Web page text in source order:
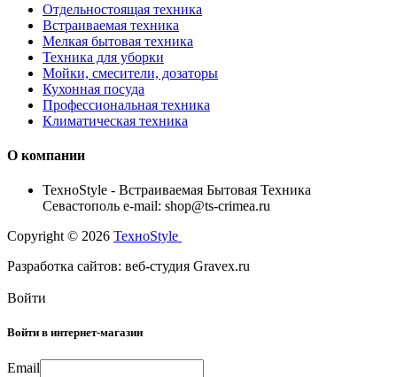
Отдельностоящая техника
Встраиваемая техника
Мелкая бытовая техника
Техника для уборки
Мойки, смесители, дозаторы
Кухонная посуда
Профессиональная техника
Климатическая техника
О компании
TexноStyle - Встраиваемая Бытовая Техника
Севастополь e-mail: shop@ts-crimea.ru
Copyright © 2026 TexноStyle
Разработка сайтов: веб-студия Gravex.ru
Войти
Войти в интернет-магазин
Email